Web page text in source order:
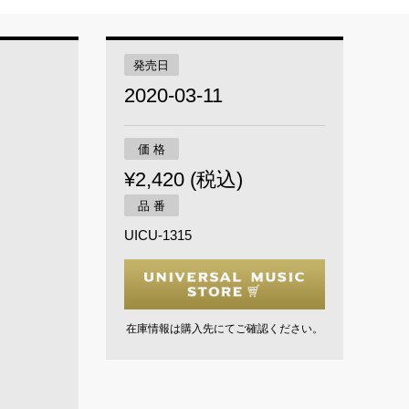
発売日
2020-03-11
価 格
¥2,420 (税込)
品 番
UICU-1315
在庫情報は購入先にてご確認ください。